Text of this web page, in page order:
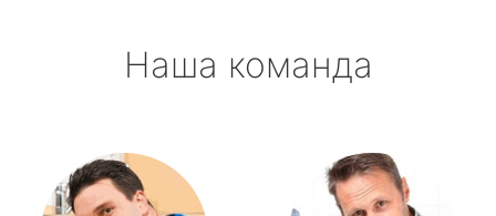
Наша команда